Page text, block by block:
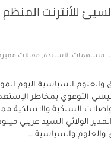
للأنترنت المنظم
, مساهمات الأساتذة, مقالات
التوعوي بمخاطر
السلكية والاسلكية
الولائي السيد عريبي
والعلوم والسياسية …